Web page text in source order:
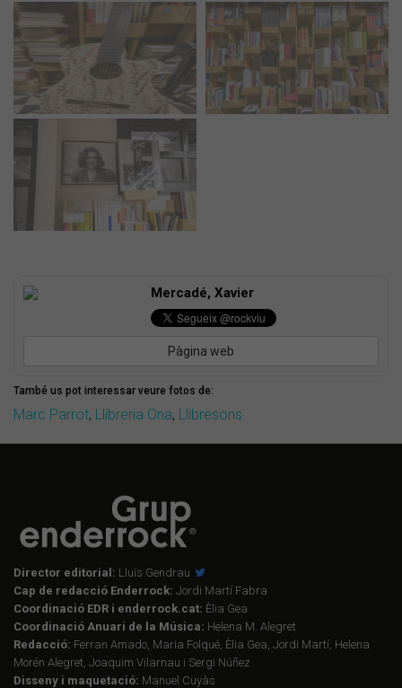
Mercadé, Xavier
Pàgina web
També us pot interessar veure fotos de:
Marc Parrot, Llibreria Ona, Llibresons
Director editorial: Lluís Gendrau
Cap de redacció Enderrock: Jordi Martí Fabra
Coordinació EDR i enderrock.cat: Èlia Gea
Coordinació Anuari de la Música: Helena M. Alegret
Redacció: Ferran Amado, Maria Folqué, Èlia Gea, Jordi Martí, Helena
Morén Alegret, Joaquim Vilarnau i Sergi Núñez
Disseny i maquetació: Manuel Cuyàs